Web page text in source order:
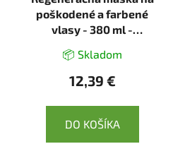
poškodené a farbené
vlasy - 380 ml -
📦 Skladom
12,39 €
DO KOŠÍKA